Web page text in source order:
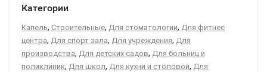
Категории
Капель, Строительные, Для стоматологии, Для фитнес
центра, Для спорт зала, Для учреждения, Для
производства, Для детских садов, Для больниц и
поликлиник, Для школ, Для кухни и столовой, Для